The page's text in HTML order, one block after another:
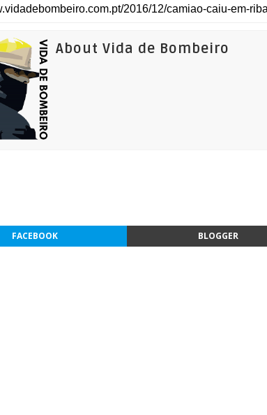
About Vida de Bombeiro
FACEBOOK BLOGGER